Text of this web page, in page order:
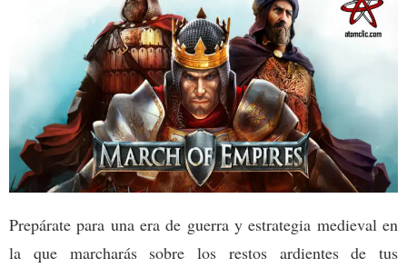
Prepárate para una era de guerra y estrategia medieval en
la que marcharás sobre los restos ardientes de tus